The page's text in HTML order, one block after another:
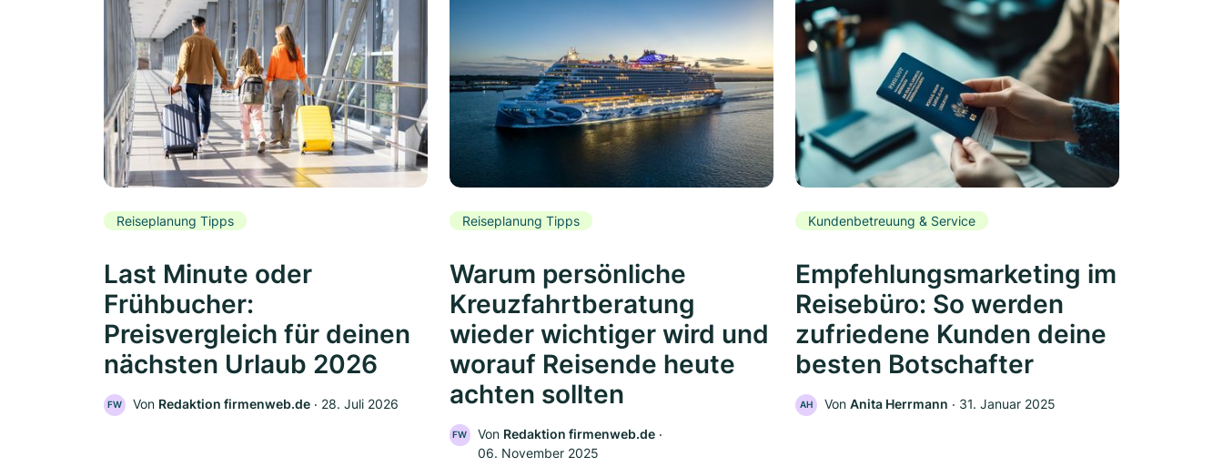
Reiseplanung Tipps
Last Minute oder
Frühbucher:
Preisvergleich für deinen
nächsten Urlaub 2026
FW Von Redaktion firmenweb.de ‧ 28. Juli 2026
Reiseplanung Tipps
Warum persönliche
Kreuzfahrtberatung
wieder wichtiger wird und
worauf Reisende heute
achten sollten
FW Von Redaktion firmenweb.de‧
06. November 2025
Kundenbetreuung & Service
Empfehlungsmarketing im
Reisebüro: So werden
zufriedene Kunden deine
besten Botschafter
AH Von Anita Herrmann ‧ 31. Januar 2025